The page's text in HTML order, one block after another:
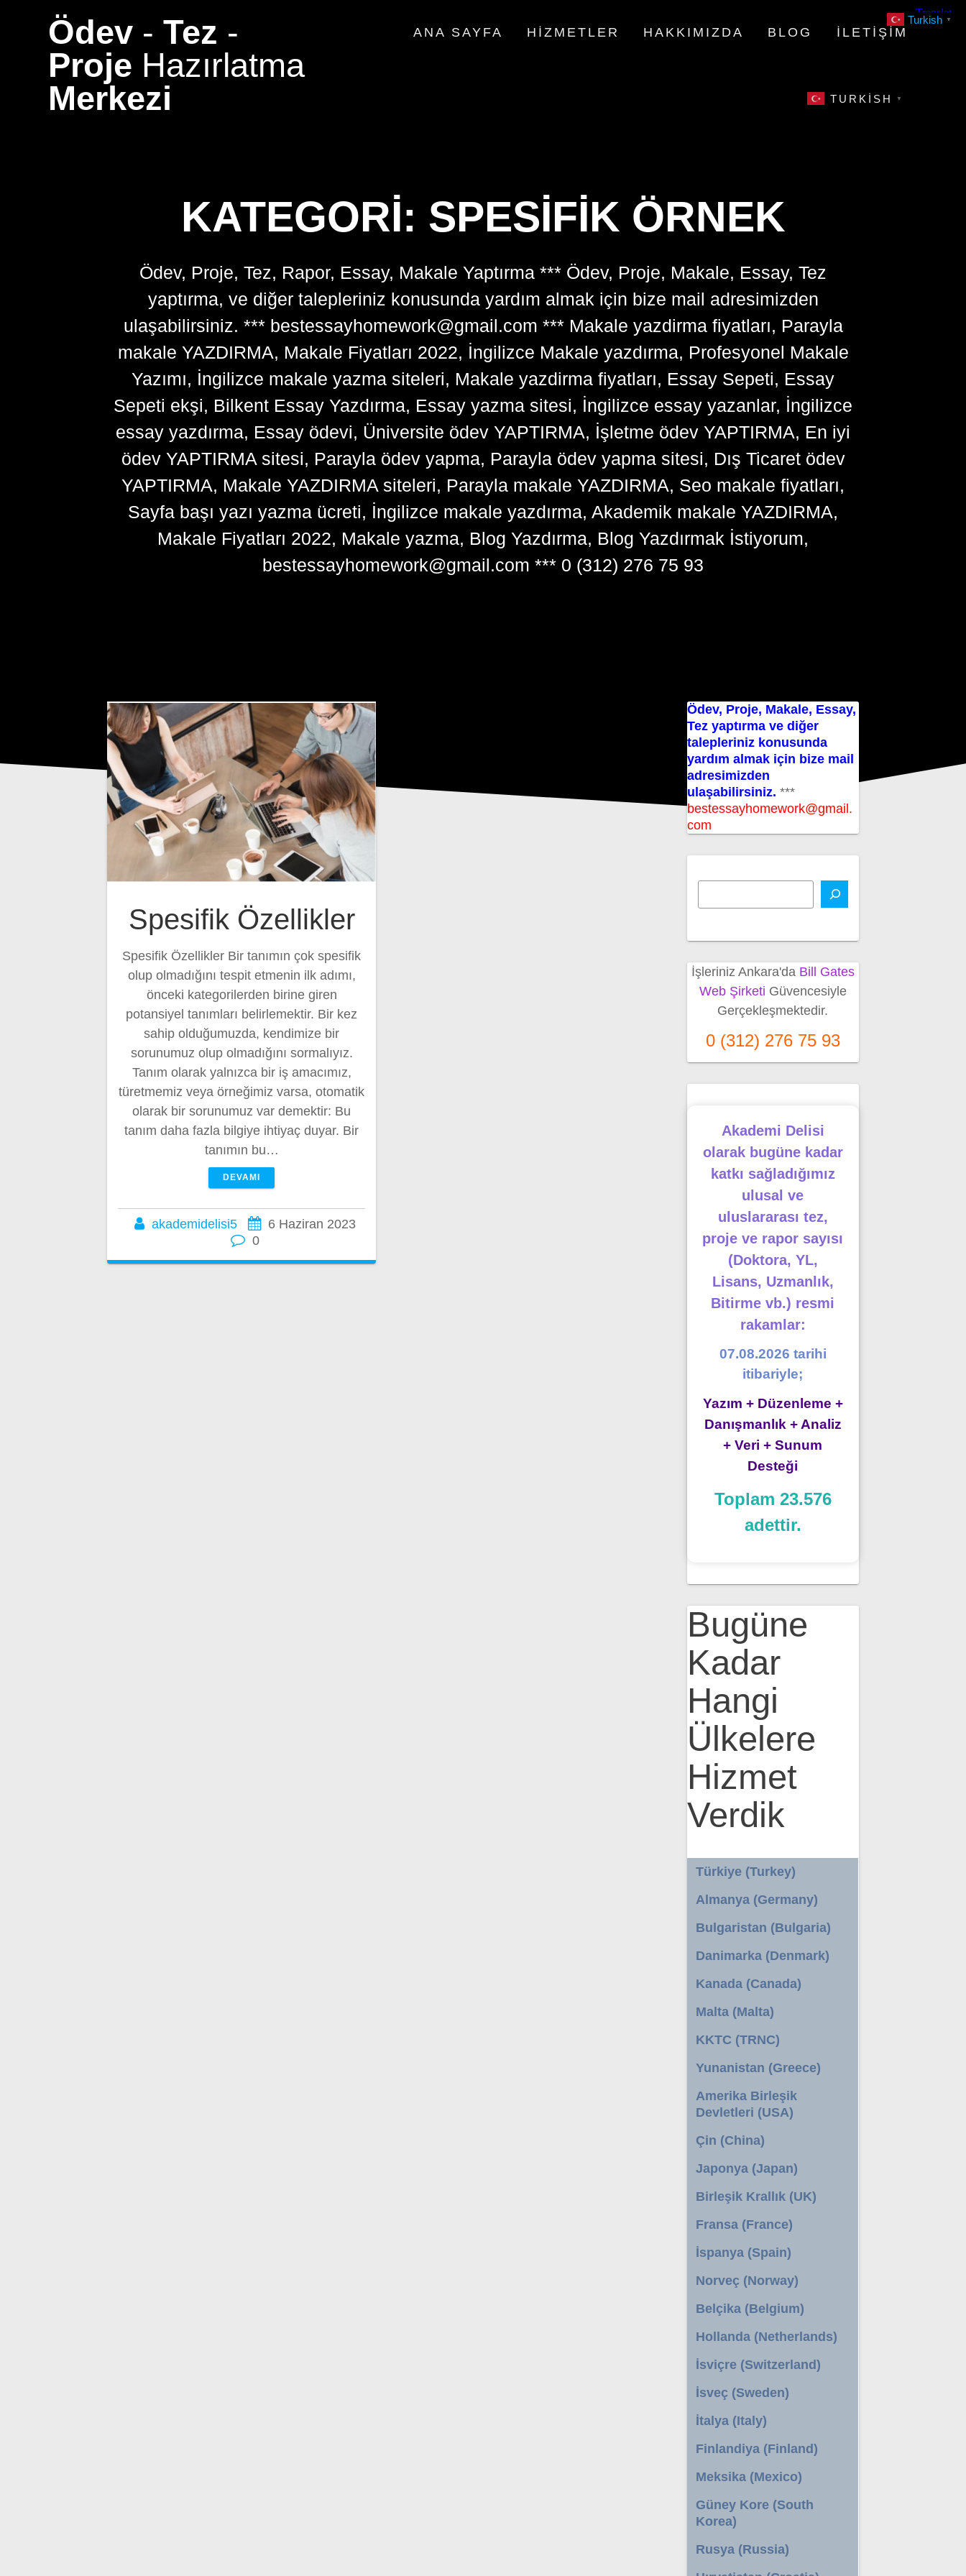
Ödev - Tez -
Proje Hazırlatma
Merkezi
ANA SAYFA HIZMETLER HAKKIMIZDA BLOG İLETIŞIM
TURKISH ▼
KATEGORI: SPESIFIK ÖRNEK
Ödev, Proje, Tez, Rapor, Essay, Makale Yaptırma *** Ödev, Proje, Makale, Essay, Tez
yaptırma, ve diğer talepleriniz konusunda yardım almak için bize mail adresimizden
ulaşabilirsiniz. *** bestessayhomework@gmail.com *** Makale yazdirma fiyatları, Parayla
makale YAZDIRMA, Makale Fiyatları 2022, İngilizce Makale yazdırma, Profesyonel Makale
Yazımı, İngilizce makale yazma siteleri, Makale yazdirma fiyatları, Essay Sepeti, Essay
Sepeti ekşi, Bilkent Essay Yazdırma, Essay yazma sitesi, İngilizce essay yazanlar, İngilizce
essay yazdırma, Essay ödevi, Üniversite ödev YAPTIRMA, İşletme ödev YAPTIRMA, En iyi
ödev YAPTIRMA sitesi, Parayla ödev yapma, Parayla ödev yapma sitesi, Dış Ticaret ödev
YAPTIRMA, Makale YAZDIRMA siteleri, Parayla makale YAZDIRMA, Seo makale fiyatları,
Sayfa başı yazı yazma ücreti, İngilizce makale yazdırma, Akademik makale YAZDIRMA,
Makale Fiyatları 2022, Makale yazma, Blog Yazdırma, Blog Yazdırmak İstiyorum,
bestessayhomework@gmail.com *** 0 (312) 276 75 93
Spesifik Özellikler
Spesifik Özellikler Bir tanımın çok spesifik
olup olmadığını tespit etmenin ilk adımı,
önceki kategorilerden birine giren
potansiyel tanımları belirlemektir. Bir kez
sahip olduğumuzda, kendimize bir
sorunumuz olup olmadığını sormalıyız.
Tanım olarak yalnızca bir iş amacımız,
türetmemiz veya örneğimiz varsa, otomatik
olarak bir sorunumuz var demektir: Bu
tanım daha fazla bilgiye ihtiyaç duyar. Bir
tanımın bu…
DEVAMI
akademidelisi5
6 Haziran 2023
0
Ödev, Proje, Makale, Essay,
Tez yaptırma ve diğer
talepleriniz konusunda
yardım almak için bize mail
adresimizden
ulaşabilirsiniz. ***
bestessayhomework@gmail.
com
İşleriniz Ankara'da Bill Gates
Web Şirketi Güvencesiyle
Gerçekleşmektedir.
0 (312) 276 75 93
Akademi Delisi
olarak bugüne kadar
katkı sağladığımız
ulusal ve
uluslararası tez,
proje ve rapor sayısı
(Doktora, YL,
Lisans, Uzmanlık,
Bitirme vb.) resmi
rakamlar:
07.08.2026 tarihi
itibariyle;
Yazım + Düzenleme +
Danışmanlık + Analiz
+ Veri + Sunum
Desteği
Toplam 23.576
adettir.
Bugüne
Kadar
Hangi
Ülkelere
Hizmet
Verdik
Türkiye (Turkey)
Almanya (Germany)
Bulgaristan (Bulgaria)
Danimarka (Denmark)
Kanada (Canada)
Malta (Malta)
KKTC (TRNC)
Yunanistan (Greece)
Amerika Birleşik
Devletleri (USA)
Çin (China)
Japonya (Japan)
Birleşik Krallık (UK)
Fransa (France)
İspanya (Spain)
Norveç (Norway)
Belçika (Belgium)
Hollanda (Netherlands)
İsviçre (Switzerland)
İsveç (Sweden)
İtalya (Italy)
Finlandiya (Finland)
Meksika (Mexico)
Güney Kore (South
Korea)
Rusya (Russia)
Turkish ▼